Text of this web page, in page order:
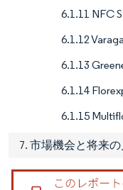
6.1.11 NFC
6.1.12
6.1.13
6.1.14
6.1.15
7. 市場機会と将来